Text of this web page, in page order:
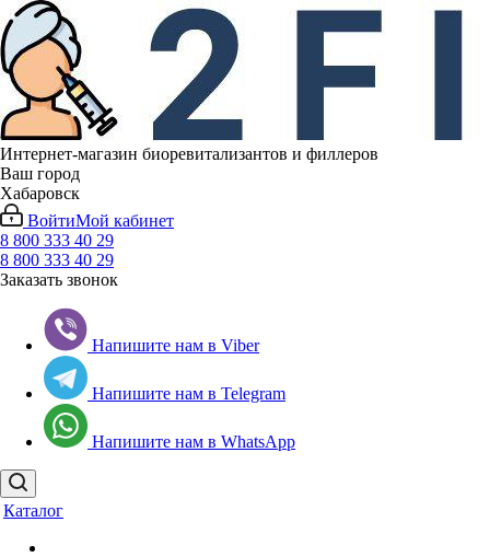
Интернет-магазин биоревитализантов и филлеров
Ваш город
Хабаровск
ВойтиМой кабинет
8 800 333 40 29
8 800 333 40 29
Заказать звонок
Напишите нам в Viber
Напишите нам в Telegram
Напишите нам в WhatsApp
Каталог